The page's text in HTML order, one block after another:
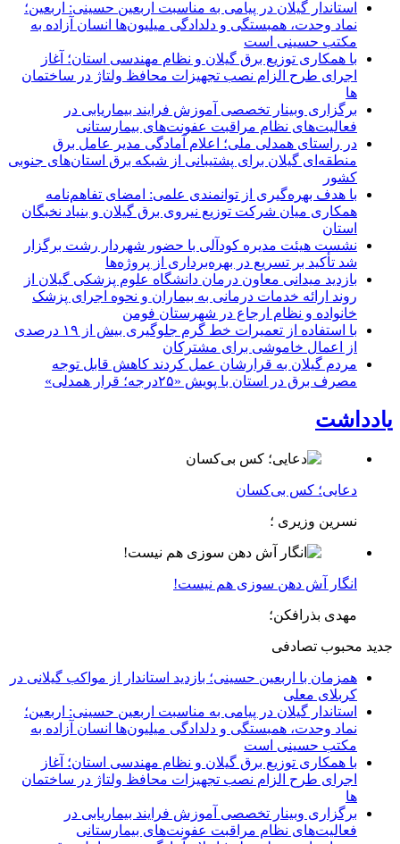
استاندار گیلان در پیامی به مناسبت اربعین حسینی: اربعین؛
نماد وحدت، همبستگی و دلدادگی میلیون‌ها انسان آزاده به
مکتب حسینی است
با همکاری توزیع برق گیلان و نظام مهندسی استان؛ آغاز
اجرای طرح الزام نصب تجهیزات محافظ ولتاژ در ساختمان
ها
برگزاری وبینار تخصصی آموزش فرایند بیماریابی در
فعالیت‌های نظام مراقبت عفونت‌های بیمارستانی
در راستای همدلی ملی؛ اعلام آمادگی مدیر عامل برق
منطقه‌ای گیلان برای پشتیبانی از شبكه برق استان‌های جنوبی
كشور
با هدف بهره‌گیری از توانمندی علمی: امضای تفاهم‌نامه
همكاری میان شركت توزیع نیروی برق گیلان و بنیاد نخبگان
استان
نشست هیئت مدیره کودآلی با حضور شهردار رشت برگزار
شد تأکید بر تسریع در بهره‌برداری از پروژه‌ها
بازدید میدانی معاون درمان دانشگاه علوم پزشکی گیلان از
روند ارائه خدمات درمانی به بیماران و نحوه اجرای پزشک
خانواده و نظام ارجاع در شهرستان فومن
با استفاده از تعمیرات خط گرم جلوگیری بیش از ۱۹ درصدی
از اعمال خاموشی برای مشتركان
مردم گیلان به قرارشان عمل کردند كاهش قابل توجه
مصرف برق در استان با پویش «۲۵درجه؛ قرار همدلی»
یادداشت
دعایی؛ کس بی‌کسان
نسرین وزیری ؛
انگار آش دهن سوزی هم نیست!
مهدی بذرافکن؛
جدید محبوب تصادفی
همزمان با اربعین حسینی؛ بازدید استاندار از مواکب گیلانی در
کربلای معلی
استاندار گیلان در پیامی به مناسبت اربعین حسینی: اربعین؛
نماد وحدت، همبستگی و دلدادگی میلیون‌ها انسان آزاده به
مکتب حسینی است
با همکاری توزیع برق گیلان و نظام مهندسی استان؛ آغاز
اجرای طرح الزام نصب تجهیزات محافظ ولتاژ در ساختمان
ها
برگزاری وبینار تخصصی آموزش فرایند بیماریابی در
فعالیت‌های نظام مراقبت عفونت‌های بیمارستانی